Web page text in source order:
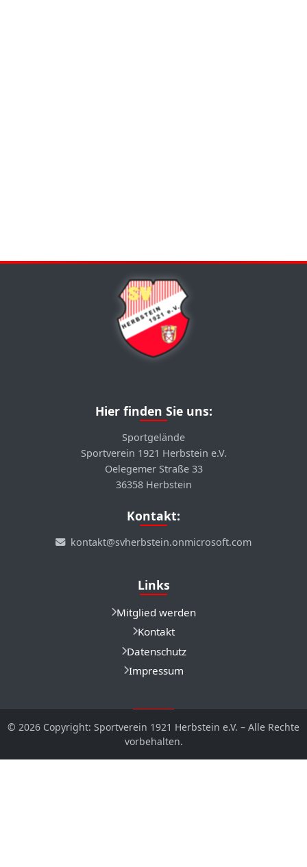
Hier finden Sie uns:
Sportgelände
Sportverein 1921 Herbstein e.V.
Oelegemer Straße 33
36358 Herbstein
Kontakt:
kontakt@svherbstein.onmicrosoft.com
Links
Mitglied werden
Kontakt
Datenschutz
Impressum
© 2026 Copyright: Sportverein 1921 Herbstein e.V. – Alle Rechte
vorbehalten.